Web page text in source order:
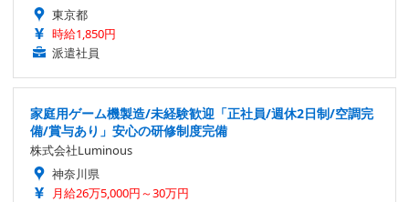
東京都
時給1,850円
派遣社員
家庭用ゲーム機製造/未経験歓迎「正社員/週休2日制/空調完
備/賞与あり」安心の研修制度完備
株式会社Luminous
神奈川県
月給26万5,000円～30万円